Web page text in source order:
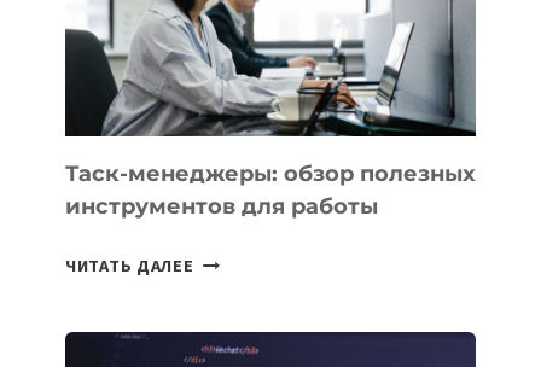
ЗАДАЧИ
ЕМУ
МОЖНО
ПОРУЧИТЬ
УЖЕ
СЕГОДНЯ
Таск-менеджеры: обзор полезных
инструментов для работы
ЧИТАТЬ ДАЛЕЕ ТАСК-
ПОЛЕЗНЫХ